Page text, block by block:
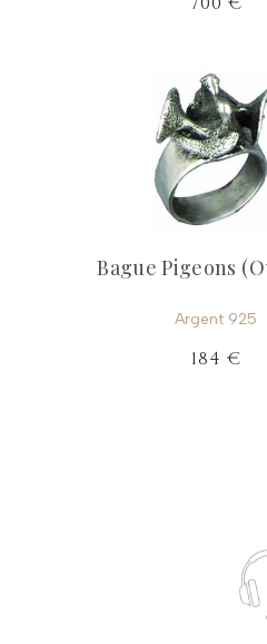
Bague Pigeons
Argent 925
184 €